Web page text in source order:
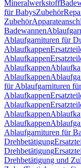
Mineralwerkstoff
für BabysZubehör
Zubehör
Badewannen
Ablaufgarnituren für
Ablaufkappen
Ablaufkappen
Ablaufkappen
Ablaufkappen
für Ablaufgarnituren
Ablaufkappen
Ablaufkappen
Ablaufkappen
Ablaufkappen
Ablaufgarnituren für
Drehbetätigung
Drehbetätigung
Drehbetätigung und